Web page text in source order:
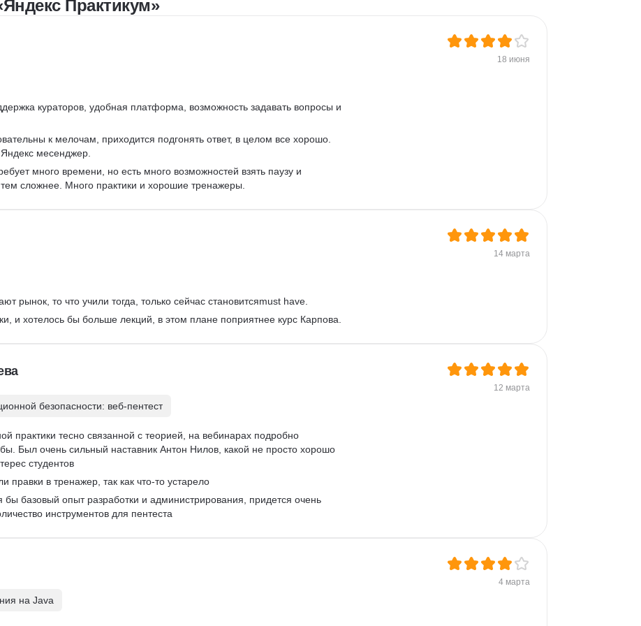
Практикум»
18 июня
кураторов, удобная платформа, возможность задавать вопросы и
к мелочам, приходится подгонять ответ, в целом все хорошо.
месенджер.
много времени, но есть много возможностей взять паузу и
сложнее. Много практики и хорошие тренажеры.
14 марта
рынок, то что учили тогда, только сейчас становитсяmust have.
и хотелось бы больше лекций, в этом плане поприятнее курс Карпова.
12 марта
безопасности: веб-пентест
практики тесно связанной с теорией, на вебинарах подробно
Был очень сильный наставник Антон Нилов, какой не просто хорошо
студентов
правки в тренажер, так как что-то устарело
бы базовый опыт разработки и администрирования, придется очень
инструментов для пентеста
4 марта
на Java